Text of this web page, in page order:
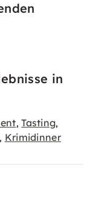
in
,Tasting,
Krimidinner